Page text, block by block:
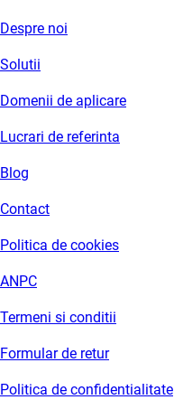
Despre noi
Solutii
Domenii de aplicare
Lucrari de referinta
Blog
Contact
Politica de cookies
ANPC
Termeni si conditii
Formular de retur
Politica de confidentialitate